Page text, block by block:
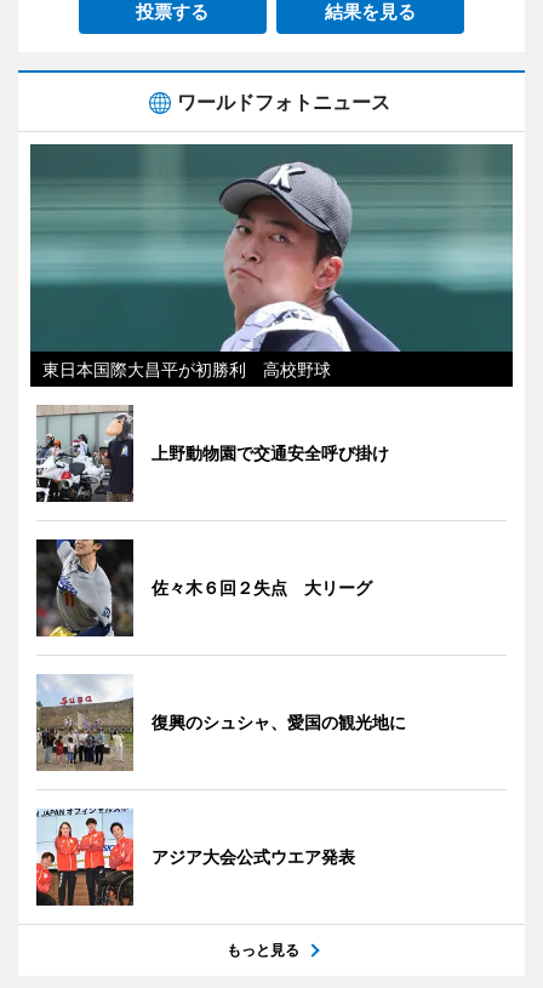
投票する 結果を見る
ワールドフォトニュース
東日本国際大昌平が初勝利 高校野球
上野動物園で交通安全呼び掛け
佐々木６回２失点 大リーグ
復興のシュシャ、愛国の観光地に
アジア大会公式ウエア発表
もっと見る